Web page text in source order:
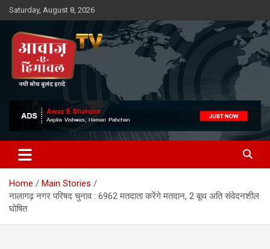
Skip
to
content
Saturday, August 8, 2026
Awaz-E-Shahpur
Home
Main Stories
नालागढ़ नगर परिषद चुनाव : 6962 मतदाता करेंगे मतदान, 2 बूथ अति संवेदनशील
घोषित